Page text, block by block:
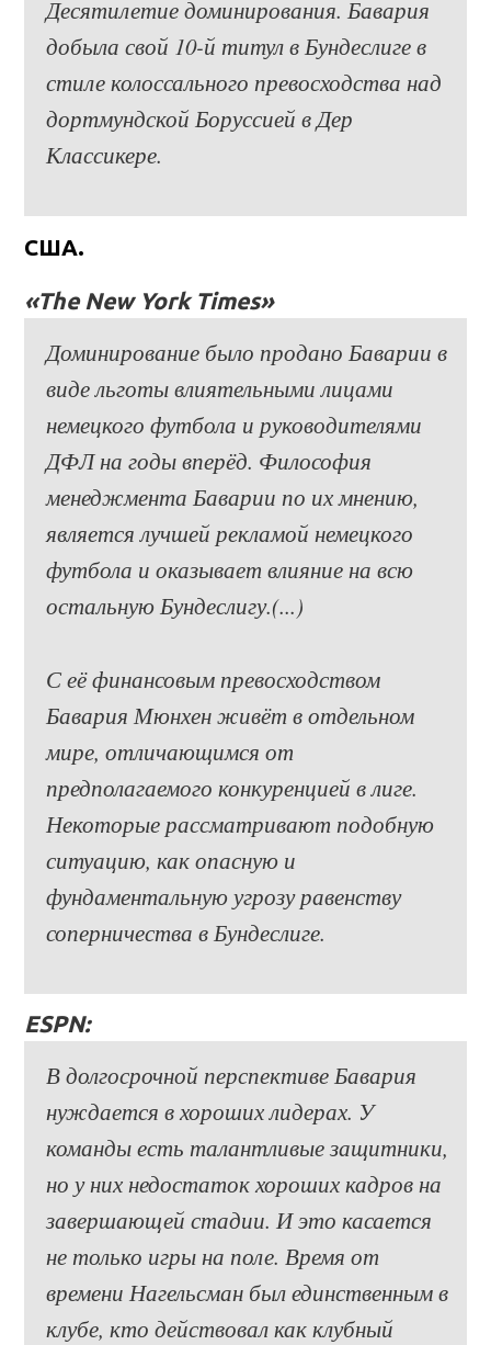
Десятилетие доминирования. Бавария
добыла свой 10-й титул в Бундеслиге в
стиле колоссального превосходства над
дортмундской Боруссией в Дер
Классикере.
США.
«The New York Times»
Доминирование было продано Баварии в
виде льготы влиятельными лицами
немецкого футбола и руководителями
ДФЛ на годы вперёд. Философия
менеджмента Баварии по их мнению,
является лучшей рекламой немецкого
футбола и оказывает влияние на всю
остальную Бундеслигу.(...)
С её финансовым превосходством
Бавария Мюнхен живёт в отдельном
мире, отличающимся от
предполагаемого конкуренцией в лиге.
Некоторые рассматривают подобную
ситуацию, как опасную и
фундаментальную угрозу равенству
соперничества в Бундеслиге.
ESPN:
В долгосрочной перспективе Бавария
нуждается в хороших лидерах. У
команды есть талантливые защитники,
но у них недостаток хороших кадров на
завершающей стадии. И это касается
не только игры на поле. Время от
времени Нагельсман был единственным в
клубе, кто действовал как клубный